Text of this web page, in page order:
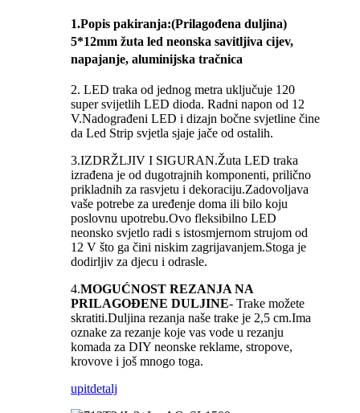
1.Popis pakiranja:(Prilagođena duljina)
5*12mm žuta led neonska savitljiva cijev,
napajanje, aluminijska tračnica
2. LED traka od jednog metra uključuje 120
super svijetlih LED dioda. Radni napon od 12
V.Nadograđeni LED i dizajn bočne svjetline čine
da Led Strip svjetla sjaje jače od ostalih.
3.IZDRŽLJIV I SIGURAN.Žuta LED traka
izrađena je od dugotrajnih komponenti, prilično
prikladnih za rasvjetu i dekoraciju.Zadovoljava
vaše potrebe za uređenje doma ili bilo koju
poslovnu upotrebu.Ovo fleksibilno LED
neonsko svjetlo radi s istosmjernom strujom od
12 V što ga čini niskim zagrijavanjem.Stoga je
dodirljiv za djecu i odrasle.
4.MOGUĆNOST REZANJA NA
PRILAGOĐENE DULJINE- Trake možete
skratiti.Duljina rezanja naše trake je 2,5 cm.Ima
oznake za rezanje koje vas vode u rezanju
komada za DIY neonske reklame, stropove,
krovove i još mnogo toga.
upitdetalj